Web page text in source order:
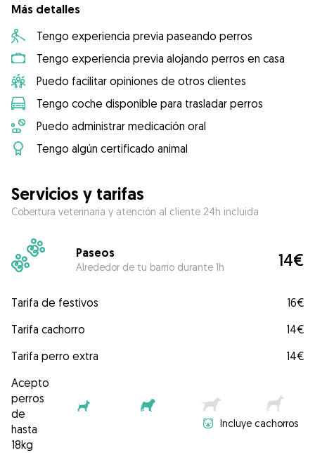
Más detalles
Tengo experiencia previa paseando perros
Tengo experiencia previa alojando perros en casa
Puedo facilitar opiniones de otros clientes
Tengo coche disponible para trasladar perros
Puedo administrar medicación oral
Tengo algún certificado animal
Servicios y tarifas
Cobertura veterinaria y atención al cliente 24h incluida
Paseos
Alrededor de tu barrio durante 1h 14€
Tarifa de festivos
16€
Tarifa cachorro
14€
Tarifa perro extra
14€
Acepto
perros
de
hasta
18kg
Incluye cachorros